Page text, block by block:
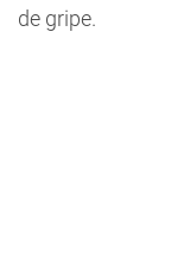
de gripe.